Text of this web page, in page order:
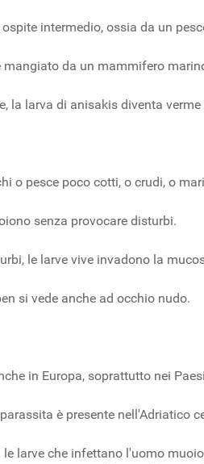
intermedio, ossia da un
da un mammifero
la larva di anisakis diventa verme
o pesce poco cotti, o crudi, o
senza provocare disturbi.
le larve vive invadono la
si vede anche ad occhio nudo.
in Europa, soprattutto nei
è presente nell'Adriatico
larve che infettano l'uomo